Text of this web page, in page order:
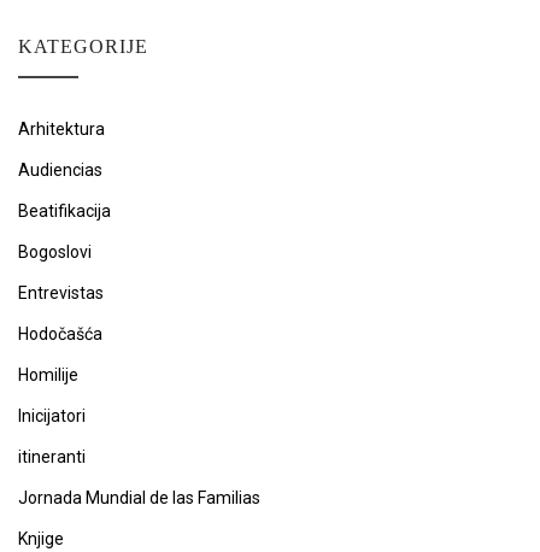
KATEGORIJE
Arhitektura
Audiencias
Beatifikacija
Bogoslovi
Entrevistas
Hodočašća
Homilije
Inicijatori
itineranti
Jornada Mundial de las Familias
Knjige